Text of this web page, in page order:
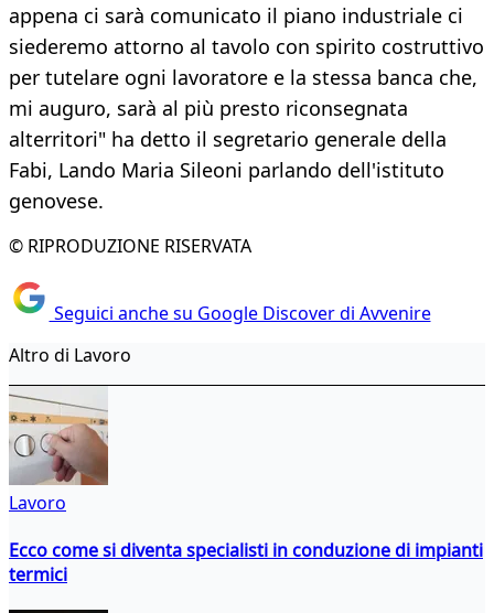
appena ci sarà comunicato il piano industriale ci
siederemo attorno al tavolo con spirito costruttivo
per tutelare ogni lavoratore e la stessa banca che,
mi auguro, sarà al più presto riconsegnata
alterritori" ha detto il segretario generale della
Fabi, Lando Maria Sileoni parlando dell'istituto
genovese.
© RIPRODUZIONE RISERVATA
Seguici anche su Google Discover di Avvenire
Altro di Lavoro
Lavoro
Ecco come si diventa specialisti in conduzione di impianti
termici